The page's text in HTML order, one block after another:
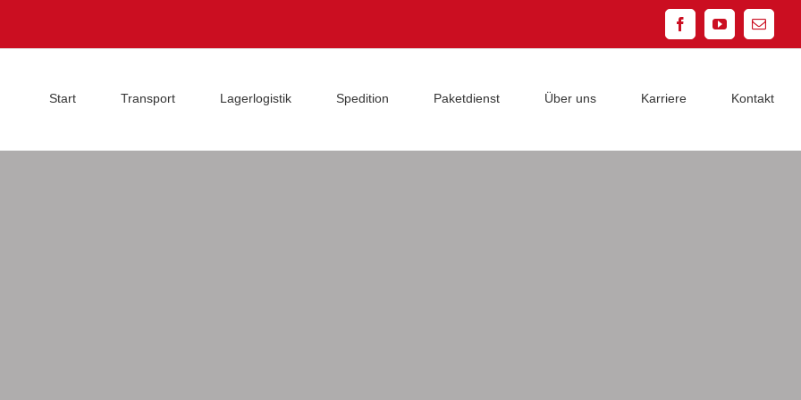
FacebookYouTube
E-
Mail
Start Transport Lagerlogistik Spedition Paketdienst Über uns Karriere Kontakt